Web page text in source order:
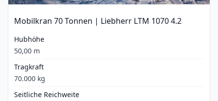
Mobilkran 70 Tonnen | Liebherr LTM 1070 4.2
Hubhöhe
50,00 m
Tragkraft
70.000 kg
Seitliche Reichweite